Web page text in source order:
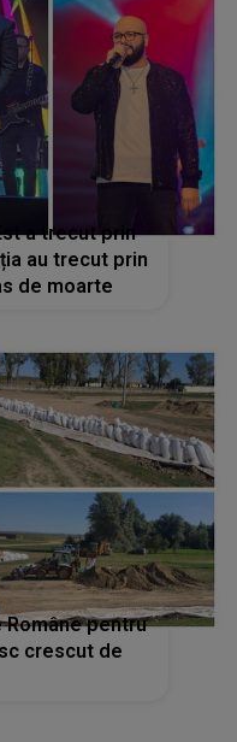
a trecut prin
au trecut prin
pas de moarte
pentru
crescut de